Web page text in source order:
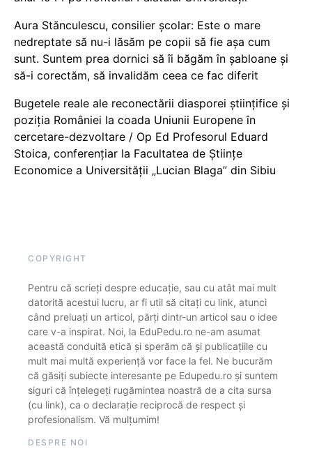
Aura Stănculescu, consilier școlar: Este o mare
nedreptate să nu-i lăsăm pe copii să fie așa cum
sunt. Suntem prea dornici să îi băgăm în șabloane și
să-i corectăm, să invalidăm ceea ce fac diferit
Bugetele reale ale reconectării diasporei științifice și
poziția României la coada Uniunii Europene în
cercetare-dezvoltare / Op Ed Profesorul Eduard
Stoica, conferențiar la Facultatea de Științe
Economice a Universității „Lucian Blaga” din Sibiu
COPYRIGHT
Pentru că scrieți despre educație, sau cu atât mai mult
datorită acestui lucru, ar fi util să citați cu link, atunci
când preluați un articol, părți dintr-un articol sau o idee
care v-a inspirat. Noi, la EduPedu.ro ne-am asumat
această conduită etică și sperăm că și publicațiile cu
mult mai multă experiență vor face la fel. Ne bucurăm
că găsiți subiecte interesante pe Edupedu.ro și suntem
siguri că înțelegeți rugămintea noastră de a cita sursa
(cu link), ca o declarație reciprocă de respect și
profesionalism. Vă mulțumim!
DESPRE NOI